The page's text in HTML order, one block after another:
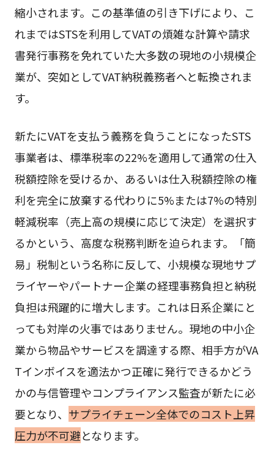
縮小されます。この基準値の引き下げにより、こ
れまではSTSを利用してVATの煩雑な計算や請求
書発行事務を免れていた大多数の現地の小規模企
業が、突如としてVAT納税義務者へと転換されま
す。
新たにVATを支払う義務を負うことになったSTS
事業者は、標準税率の22%を適用して通常の仕入
税額控除を受けるか、あるいは仕入税額控除の権
利を完全に放棄する代わりに5%または7%の特別
軽減税率（売上高の規模に応じて決定）を選択す
るかという、高度な税務判断を迫られます。「簡
易」税制という名称に反して、小規模な現地サプ
ライヤーやパートナー企業の経理事務負担と納税
負担は飛躍的に増大します。これは日系企業にと
っても対岸の火事ではありません。現地の中小企
業から物品やサービスを調達する際、相手方がVA
Tインボイスを適法かつ正確に発行できるかどう
かの与信管理やコンプライアンス監査が新たに必
要となり、 サプライチェーン全体でのコスト上昇
圧力が不可避となります。